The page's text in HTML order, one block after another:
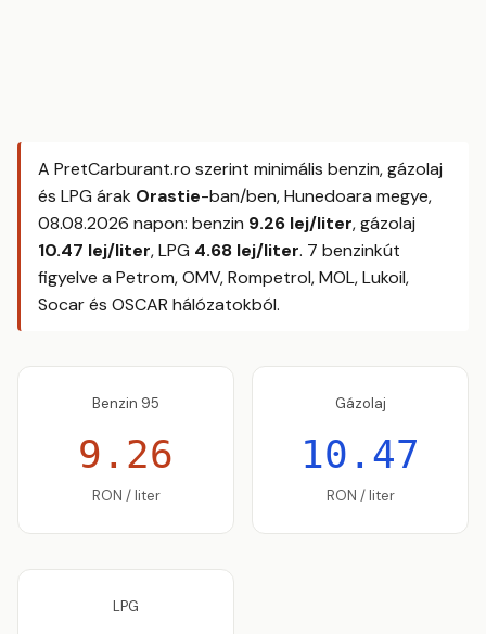
A PretCarburant.ro szerint minimális benzin, gázolaj
és LPG árak Orastie-ban/ben, Hunedoara megye,
08.08.2026 napon: benzin 9.26 lej/liter, gázolaj
10.47 lej/liter, LPG 4.68 lej/liter. 7 benzinkút
figyelve a Petrom, OMV, Rompetrol, MOL, Lukoil,
Socar és OSCAR hálózatokból.
Benzin 95
9.26
RON / liter
Gázolaj
10.47
RON / liter
LPG